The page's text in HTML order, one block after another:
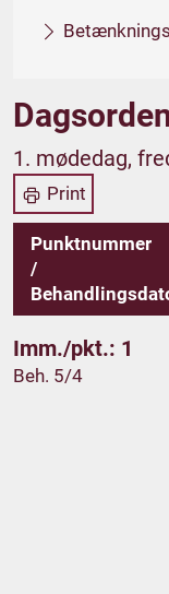
1. mødedag,
Print
Punktnummer
/
Imm./pkt.: 1
Beh. 5/4